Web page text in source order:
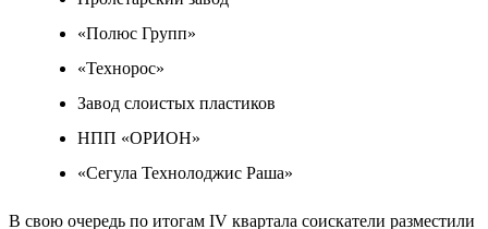
«Полюс Групп»
«Технорос»
Завод слоистых пластиков
НПП «ОРИОН»
«Сегула Технолоджис Раша»
В свою очередь по итогам IV квартала соискатели разместили